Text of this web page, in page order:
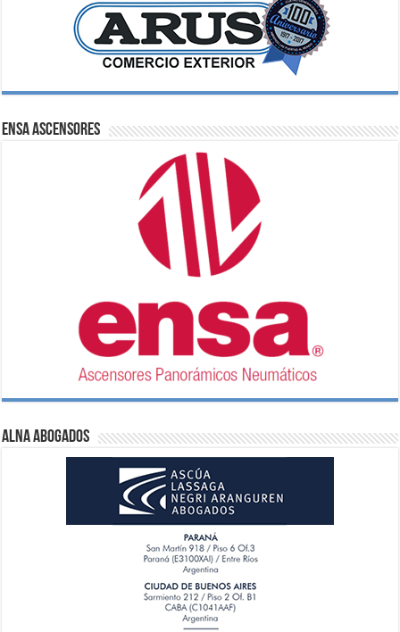
ENSA Ascensores
ALNA Abogados